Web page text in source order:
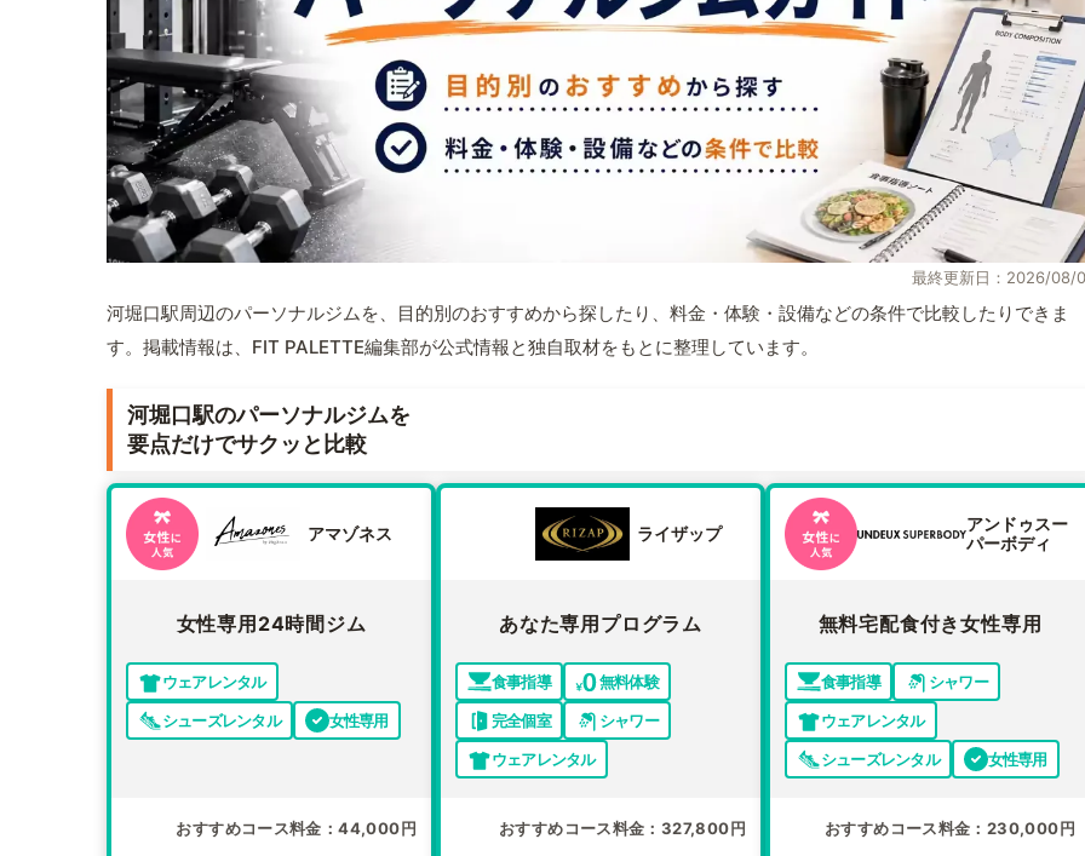
最終更新日：2026/08/
河堀口駅周辺のパーソナルジムを、目的別のおすすめから探したり、料金・体験・設備などの条件で比較したりできま
す。掲載情報は、FIT PALETTE編集部が公式情報と独自取材をもとに整理しています。
河堀口駅のパーソナルジムを
要点だけでサクッと比較
アマゾネス
女性専用24時間ジム
ウェアレンタル
シューズレンタル
女性専用
おすすめコース料金 44,000円
ライザップ
あなた専用プログラム
食事指導
無料体験
完全個室
シャワー
ウェアレンタル
おすすめコース料金 327,800円
アンドゥスー
パーボディ
無料宅配食付き女性専用
食事指導
シャワー
ウェアレンタル
シューズレンタル
女性専用
おすすめコース料金 230,000円